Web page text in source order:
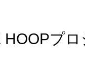
HOOPプ